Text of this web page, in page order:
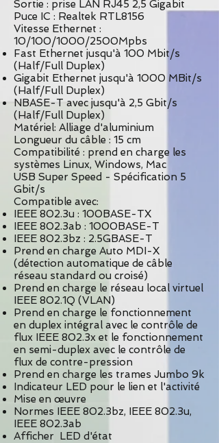
Sortie : prise LAN RJ45 2,5 Gigabit
Puce IC : Realtek RTL8156
Vitesse Ethernet :
10/100/1000/2500Mpbs
Fast Ethernet jusqu'à 100 Mbit/s
(Half/Full Duplex)
Gigabit Ethernet jusqu'à 1000 MBit/s
(Half/Full Duplex)
NBASE-T avec jusqu'à 2,5 Gbit/s
(Half/Full Duplex)
Matériel: Alliage d'aluminium
Longueur du câble : 15 cm
Compatibilité : prend en charge les
systèmes Linux, Windows, Mac
USB Super Speed - Spécification 5
Gbit/s
Compatible avec:​
IEEE 802.3u : 100BASE-TX
IEEE 802.3ab : 1000BASE-T
IEEE 802.3bz : 2.5GBASE-T
Prend en charge Auto MDI-X
(détection automatique de câble
réseau standard ou croisé)
Prend en charge le réseau local virtuel
IEEE 802.1Q (VLAN)
Prend en charge le fonctionnement
en duplex intégral avec le contrôle de
flux IEEE 802.3x et le fonctionnement
en semi-duplex avec le contrôle de
flux de contre-pression
Prend en charge les trames Jumbo 9k
Indicateur LED pour le lien et l'activité​
Mise en œuvre
Normes IEEE 802.3bz, IEEE 802.3u,
IEEE 802.3ab
Afficher LED d'état